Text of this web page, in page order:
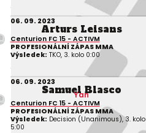
06. 09. 2023
Arturs Leisans
Centurion FC 15 - ACTIVM
PROFESIONÁLNÍ ZÁPAS MMA
Výsledek: TKO, 3. kolo 0:00
06. 09. 2023
Samuel Blasco
Yan
Centurion FC 15 - ACTIVM
PROFESIONÁLNÍ ZÁPAS MMA
Výsledek: Decision (Unanimous), 3. kolo
5:00